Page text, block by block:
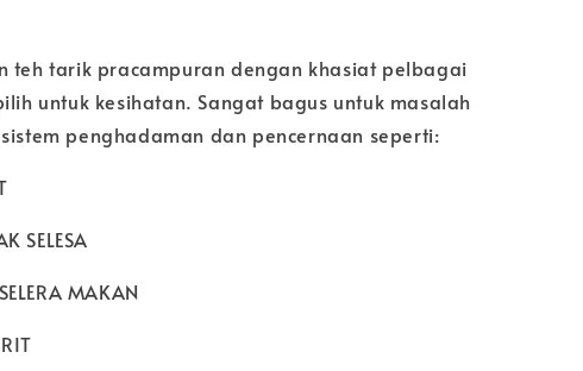
teh tarik pracampuran dengan khasiat pelbagai
untuk kesihatan. Sangat bagus untuk masalah
penghadaman dan pencernaan seperti:
SELESA
MAKAN